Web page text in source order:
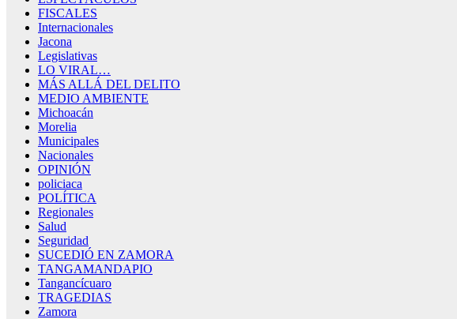
FISCALES
Internacionales
Jacona
Legislativas
LO VIRAL…
MÁS ALLÁ DEL DELITO
MEDIO AMBIENTE
Michoacán
Morelia
Municipales
Nacionales
OPINIÓN
policiaca
POLÍTICA
Regionales
Salud
Seguridad
SUCEDIÓ EN ZAMORA
TANGAMANDAPIO
Tangancícuaro
TRAGEDIAS
Zamora